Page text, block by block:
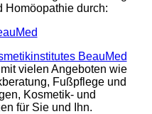
Homöopathie durch:
BeauMed
vielen Angeboten wie
Fußpflege und
Kosmetik- und
für Sie und Ihn.